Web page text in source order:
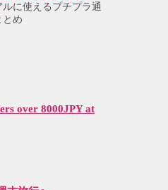
に使えるプチプラ通
とめ
over 8000JPY at